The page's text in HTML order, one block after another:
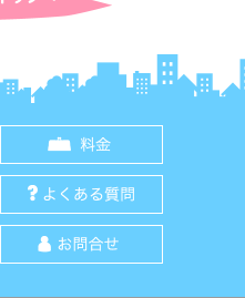
ご依頼の流れ
会社概要